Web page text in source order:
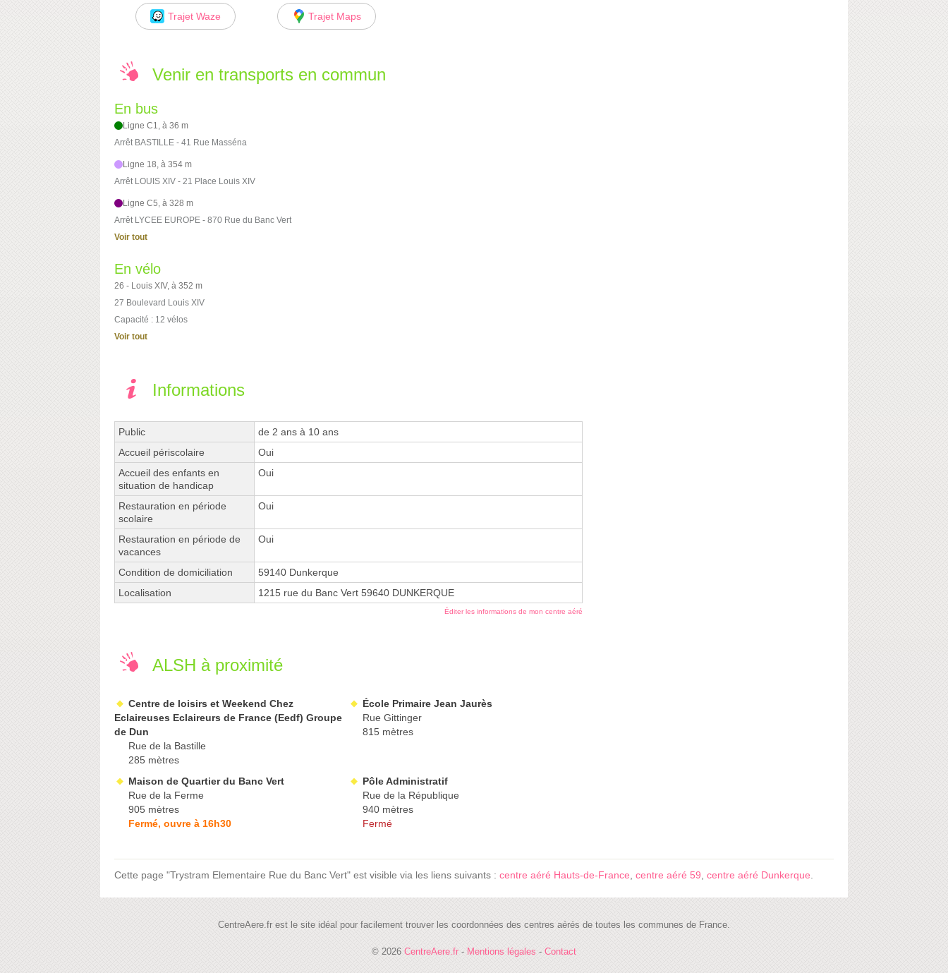
Trajet Waze Trajet Maps
Venir en transports en commun
En bus
Ligne C1, à 36 m
Arrêt BASTILLE - 41 Rue Masséna
Ligne 18, à 354 m
Arrêt LOUIS XIV - 21 Place Louis XIV
Ligne C5, à 328 m
Arrêt LYCEE EUROPE - 870 Rue du Banc Vert
Voir tout
En vélo
26 - Louis XIV, à 352 m
27 Boulevard Louis XIV
Capacité : 12 vélos
Voir tout
Informations
Public
de 2 ans à 10 ans
Accueil périscolaire
Oui
Accueil des enfants en
situation de handicap
Oui
Restauration en période
scolaire
Oui
Restauration en période de
vacances
Oui
Condition de domiciliation
59140 Dunkerque
Localisation
1215 rue du Banc Vert 59640 DUNKERQUE
Éditer les informations de mon centre aéré
ALSH à proximité
Centre de loisirs et Weekend Chez
Eclaireuses Eclaireurs de France (Eedf) Groupe
de Dun
Rue de la Bastille
285 mètres
École Primaire Jean Jaurès
Rue Gittinger
815 mètres
Maison de Quartier du Banc Vert
Rue de la Ferme
905 mètres
Fermé, ouvre à 16h30
Pôle Administratif
Rue de la République
940 mètres
Fermé
Cette page "Trystram Elementaire Rue du Banc Vert" est visible via les liens suivants : centre aéré Hauts-de-France, centre aéré 59, centre aéré Dunkerque.
CentreAere.fr est le site idéal pour facilement trouver les coordonnées des centres aérés de toutes les communes de France.
© 2026 CentreAere.fr - Mentions légales - Contact